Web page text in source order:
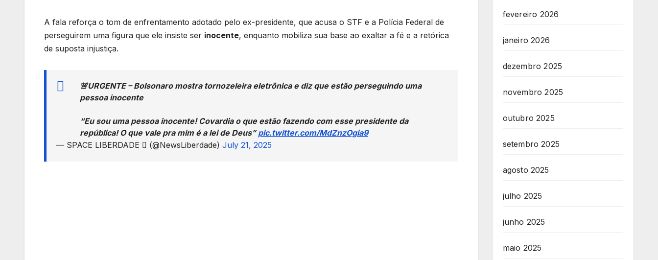
A fala reforça o tom de enfrentamento adotado pelo ex-presidente, que acusa o STF e a Polícia Federal de
perseguirem uma figura que ele insiste ser inocente, enquanto mobiliza sua base ao exaltar a fé e a retórica
de suposta injustiça.
🚨URGENTE – Bolsonaro mostra tornozeleira eletrônica e diz que estão perseguindo uma
pessoa inocente
“Eu sou uma pessoa inocente! Covardia o que estão fazendo com esse presidente da
república! O que vale pra mim é a lei de Deus”pic.twitter.com/MdZnzOgia9
— SPACE LIBERDADE  (@NewsLiberdade) July 21, 2025
fevereiro 2026
janeiro 2026
dezembro 2025
novembro 2025
outubro 2025
setembro 2025
agosto 2025
julho 2025
junho 2025
maio 2025